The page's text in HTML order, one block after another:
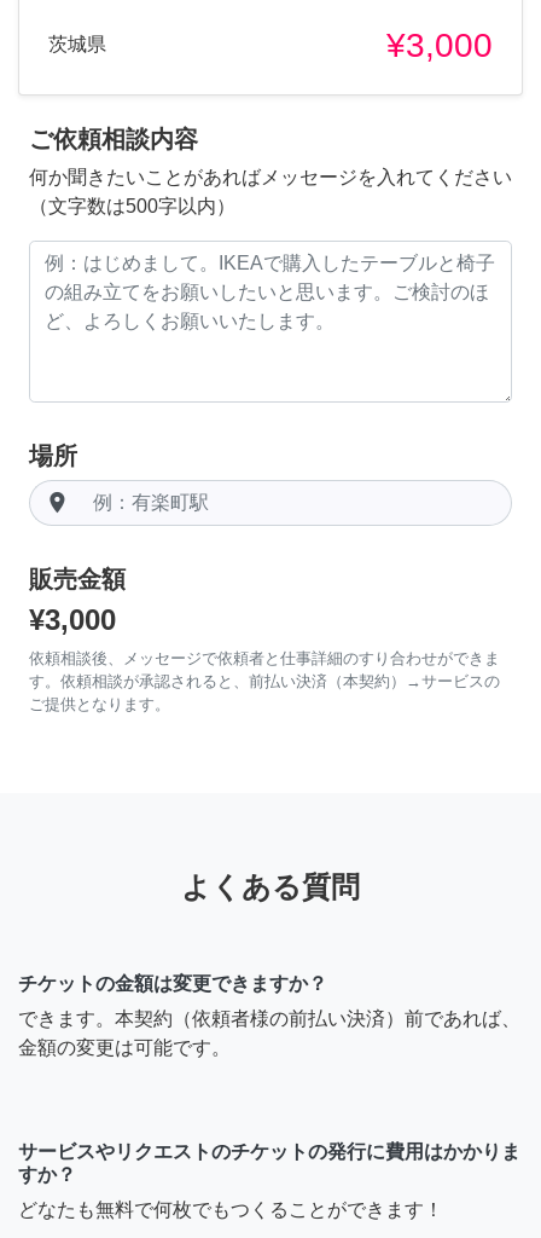
茨城県 ¥3,000
ご依頼相談内容
何か聞きたいことがあればメッセージを入れてください
（文字数は500字以内）
場所
room
販売金額
¥3,000
依頼相談後、メッセージで依頼者と仕事詳細のすり合わせができま
す。依頼相談が承認されると、前払い決済（本契約）→サービスの
ご提供となります。
よくある質問
チケットの金額は変更できますか？
できます。本契約（依頼者様の前払い決済）前であれば、
金額の変更は可能です。
サービスやリクエストのチケットの発行に費用はかかりま
すか？
どなたも無料で何枚でもつくることができます！